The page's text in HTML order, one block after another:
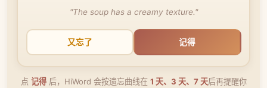
"The soup has a creamy texture."
又忘了 记得
点 记得后，HiWord 会按遗忘曲线在 1 天、3 天、7 天后再提醒你